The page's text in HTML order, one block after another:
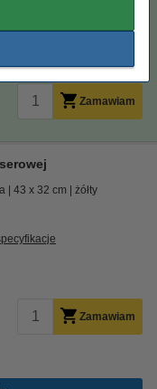
Zamawiam
43 x 32 cm
żółty
Zamawiam